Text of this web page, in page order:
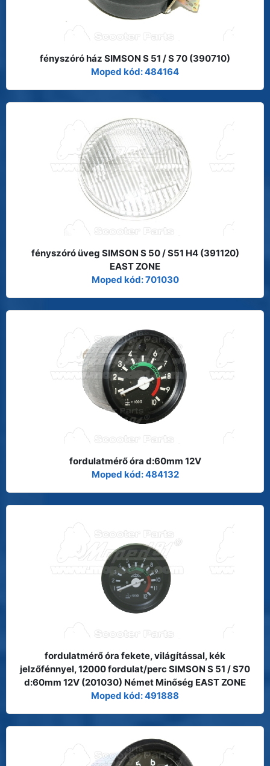
fényszóró ház SIMSON S 51 / S 70 (390710)
Moped kód: 484164
fényszóró üveg SIMSON S 50 / S51 H4 (391120)
EAST ZONE
Moped kód: 701030
fordulatmérő óra d:60mm 12V
Moped kód: 484132
fordulatmérő óra fekete, világítással, kék
jelzőfénnyel, 12000 fordulat/perc SIMSON S 51 / S70
d:60mm 12V (201030) Német Minőség EAST ZONE
Moped kód: 491888